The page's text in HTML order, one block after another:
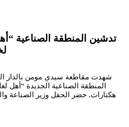
تدشين المنطقة الصناعية
شهدت مقاطعة سيدي مومن بالدار
هكتارات. حضر الحفل وزير الصناعة